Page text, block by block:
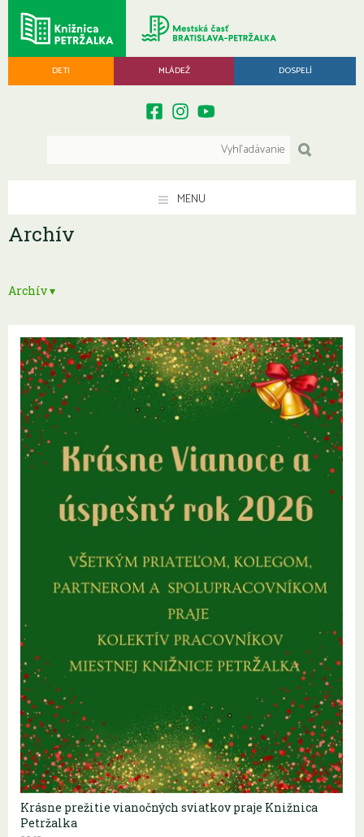
DETI MLÁDEŽ DOSPELÍ
MENU
Archív
Archív ▾
Krásne prežitie vianočných sviatkov praje Knižnica
Petržalka